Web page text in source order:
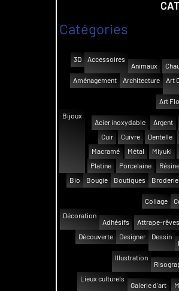
Catégories
3D
Accessoires
Animaux
Aménagement
Architecture
Art
Art
Bijoux
Acier inoxydable
Argent
Cuir
Cuivre Dentelle
Macramé
Métal Miyuki
Platine
Porcelaine Résine
Bio
Bougie Boutiques Broderie
Collage
Décoration
Adhésifs
Attrape-rêves
Découverte
Designer
Dessin
Illustration
Lieux culturels
Galerie d'art